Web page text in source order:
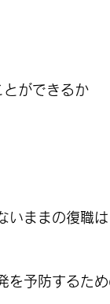
ができるか
いままの復職
を予防するた